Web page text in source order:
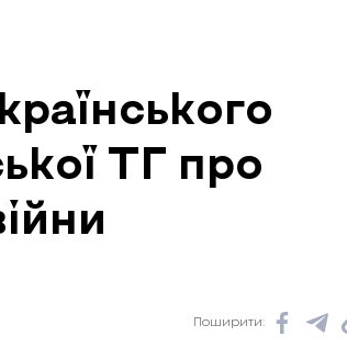
ТГ про
Поширити: